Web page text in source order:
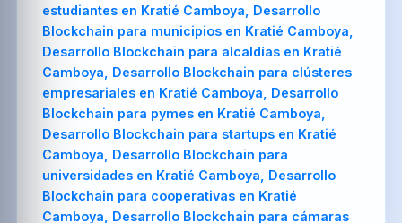
estudiantes en Kratié Camboya, Desarrollo
Blockchain para municipios en Kratié Camboya,
Desarrollo Blockchain para alcaldías en Kratié
Camboya, Desarrollo Blockchain para clústeres
empresariales en Kratié Camboya, Desarrollo
Blockchain para pymes en Kratié Camboya,
Desarrollo Blockchain para startups en Kratié
Camboya, Desarrollo Blockchain para
universidades en Kratié Camboya, Desarrollo
Blockchain para cooperativas en Kratié
Camboya, Desarrollo Blockchain para cámaras